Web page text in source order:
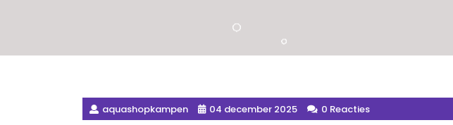
aquashopkampen 04 december 2025 0 Reacties